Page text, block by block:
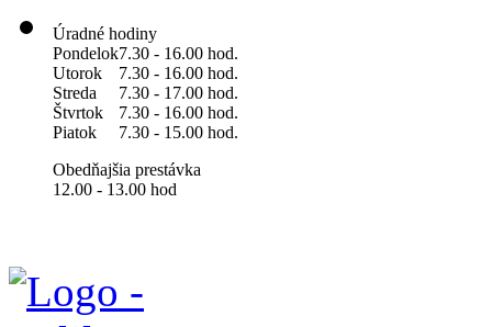
Úradné hodiny
Pondelok7.30 - 16.00 hod.
Utorok
7.30 - 16.00 hod.
Streda
7.30 - 17.00 hod.
Štvrtok
7.30 - 16.00 hod.
Piatok
7.30 - 15.00 hod.
Obedňajšia prestávka
12.00 - 13.00 hod